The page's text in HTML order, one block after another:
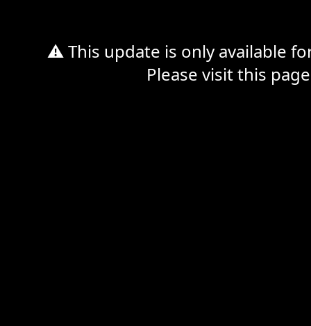
⚠ This update is only available
Please visit this